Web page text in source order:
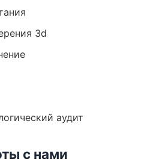
3d
аудит
с нами